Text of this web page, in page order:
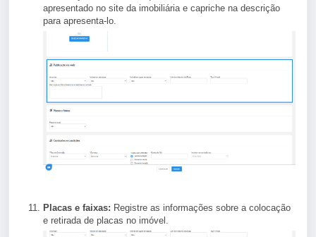
apresentado no site da imobiliária e capriche na descrição
para apresenta-lo.
Placas e faixas: Registre as informações sobre a colocação
e retirada de placas no imóvel.